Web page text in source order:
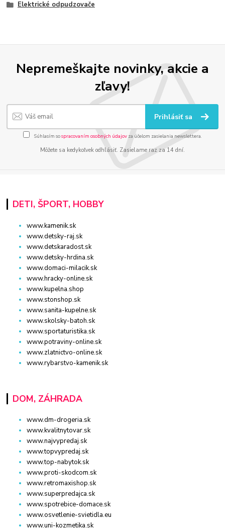
Elektrické odpudzovače
Nepremeškajte novinky, akcie a
zľavy!
Prihlásiť sa
Súhlasím sospracovaním osobných údajov za účelom zasielania newslettera.
Môžete sa kedykoľvek odhlásiť. Zasielame raz za 14 dní.
DETI, ŠPORT, HOBBY
www.kamenik.sk
www.detsky-raj.sk
www.detskaradost.sk
www.detsky-hrdina.sk
www.domaci-milacik.sk
www.hracky-online.sk
www.kupelna.shop
www.stonshop.sk
www.sanita-kupelne.sk
www.skolsky-batoh.sk
www.sportaturistika.sk
www.potraviny-online.sk
www.zlatnictvo-online.sk
www.rybarstvo-kamenik.sk
DOM, ZÁHRADA
www.dm-drogeria.sk
www.kvalitnytovar.sk
www.najvypredaj.sk
www.topvypredaj.sk
www.top-nabytok.sk
www.proti-skodcom.sk
www.retromaxishop.sk
www.superpredajca.sk
www.spotrebice-domace.sk
www.osvetlenie-svietidla.eu
www.uni-kozmetika.sk